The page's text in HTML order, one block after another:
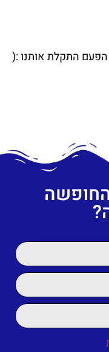
התקלת אותנו :(